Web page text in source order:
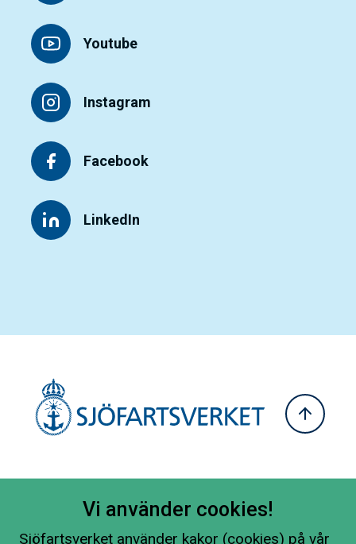
Youtube
Instagram
Facebook
LinkedIn
Vi använder cookies!
Sjöfartsverket använder kakor (cookies) på vår